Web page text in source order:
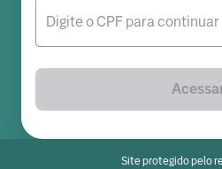
Digite o CPF para continuar
Site protegido pelo